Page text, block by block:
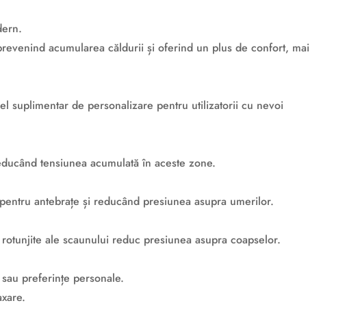
acumularea căldurii și oferind un plus de confort, mai
suplimentar de personalizare pentru utilizatorii cu nevoi
tensiunea acumulată în aceste zone.
antebrațe și reducând presiunea asupra umerilor.
ale scaunului reduc presiunea asupra coapselor.
preferințe personale.